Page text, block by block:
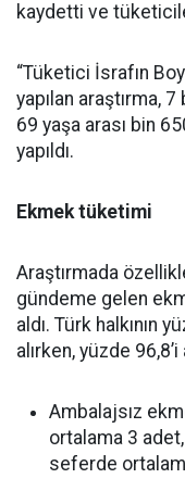
kaydetti ve
“Tüketici İsrafın
yapılan araştırma,
69 yaşa arası bin
yapıldı.
Ekmek tüketimi
Araştırmada
gündeme gelen
aldı. Türk halkının
alırken, yüzde
Ambalajsız
ortalama 3
seferde